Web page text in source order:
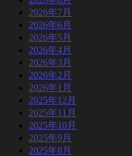
2026年7月
2026年6月
2026年5月
2026年4月
2026年3月
2026年2月
2026年1月
2025年12月
2025年11月
2025年10月
2025年9月
2025年8月